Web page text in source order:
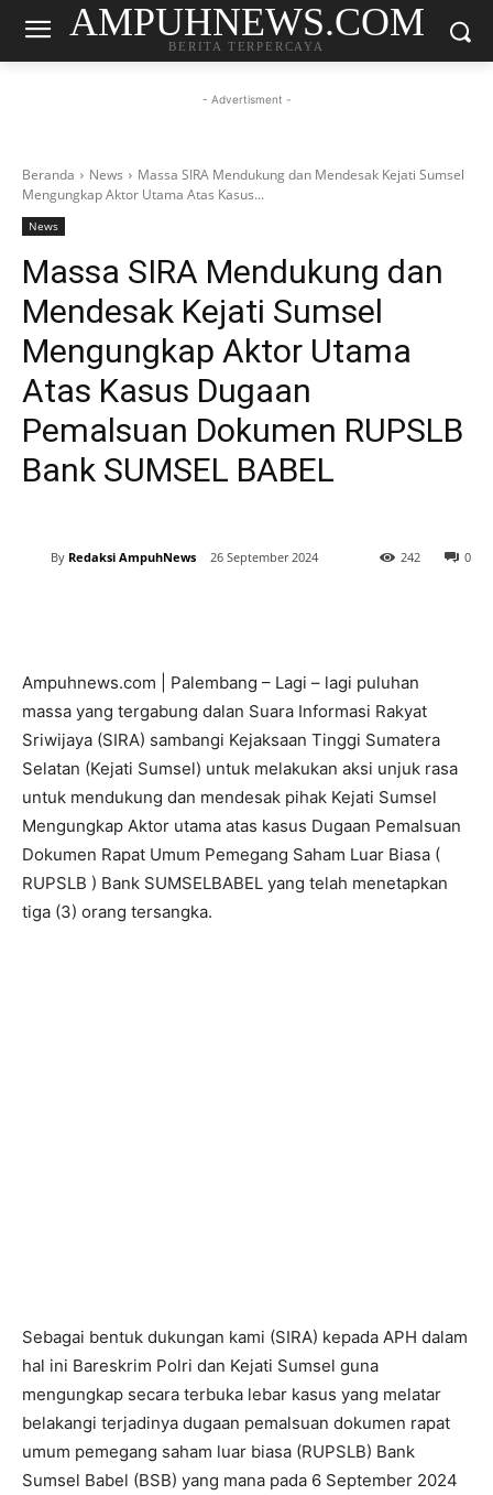
AMPUHNEWS.COM
BERITA TERPERCAYA
- Advertisment -
Beranda News
Massa SIRA Mendukung dan Mendesak Kejati Sumsel
Mengungkap Aktor Utama Atas Kasus...
News
Massa SIRA Mendukung dan
Mendesak Kejati Sumsel
Mengungkap Aktor Utama
Atas Kasus Dugaan
Pemalsuan Dokumen RUPSLB
Bank SUMSEL BABEL
By Redaksi AmpuhNews 26 September 2024 0
242
Ampuhnews.com | Palembang – Lagi – lagi puluhan
massa yang tergabung dalan Suara Informasi Rakyat
Sriwijaya (SIRA) sambangi Kejaksaan Tinggi Sumatera
Selatan (Kejati Sumsel) untuk melakukan aksi unjuk rasa
untuk mendukung dan mendesak pihak Kejati Sumsel
Mengungkap Aktor utama atas kasus Dugaan Pemalsuan
Dokumen Rapat Umum Pemegang Saham Luar Biasa (
RUPSLB ) Bank SUMSELBABEL yang telah menetapkan
tiga (3) orang tersangka.
Sebagai bentuk dukungan kami (SIRA) kepada APH dalam
hal ini Bareskrim Polri dan Kejati Sumsel guna
mengungkap secara terbuka lebar kasus yang melatar
belakangi terjadinya dugaan pemalsuan dokumen rapat
umum pemegang saham luar biasa (RUPSLB) Bank
Sumsel Babel (BSB) yang mana pada 6 September 2024